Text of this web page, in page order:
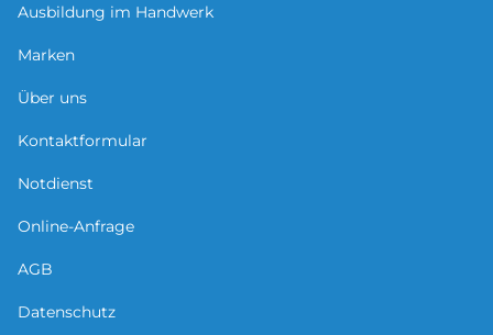
Ausbildung im Handwerk
Marken
Über uns
Kontaktformular
Notdienst
Online-Anfrage
AGB
Datenschutz